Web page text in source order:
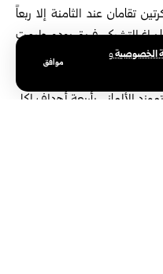
الخصوصيةو
موافق
تقامان عند الثامنة إلا ربعاً
التشيكي فريق بودو جليمت
مع بافوس القبرصي.
قد أسفرت أمس عن نتائج بارزة؛
الألماني بأربعة أهداف لكل